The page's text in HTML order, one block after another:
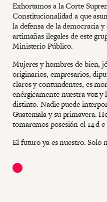
Exhortamos a la Corte
Constitucionalidad a que
la defensa de la democracia
artimañas ilegales de este
Ministerio Público.
Mujeres y hombres de bien,
originarios, empresarios,
claros y contundentes, es
enérgicamente nuestra voz
distinto. Nadie puede
Guatemala y su primavera.
tomaremos posesión el 14 d
El futuro ya es nuestro. Solo